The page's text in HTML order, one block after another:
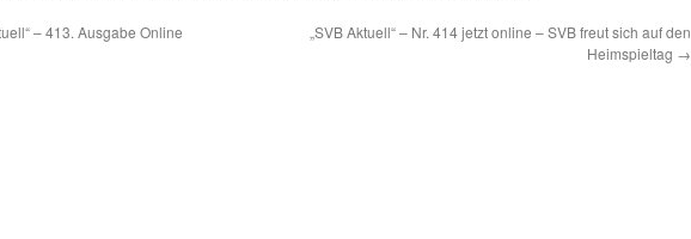
– 413. Ausgabe Online
„SVB Aktuell“ – Nr. 414 jetzt online – SVB freut sich auf den
Heimspieltag →